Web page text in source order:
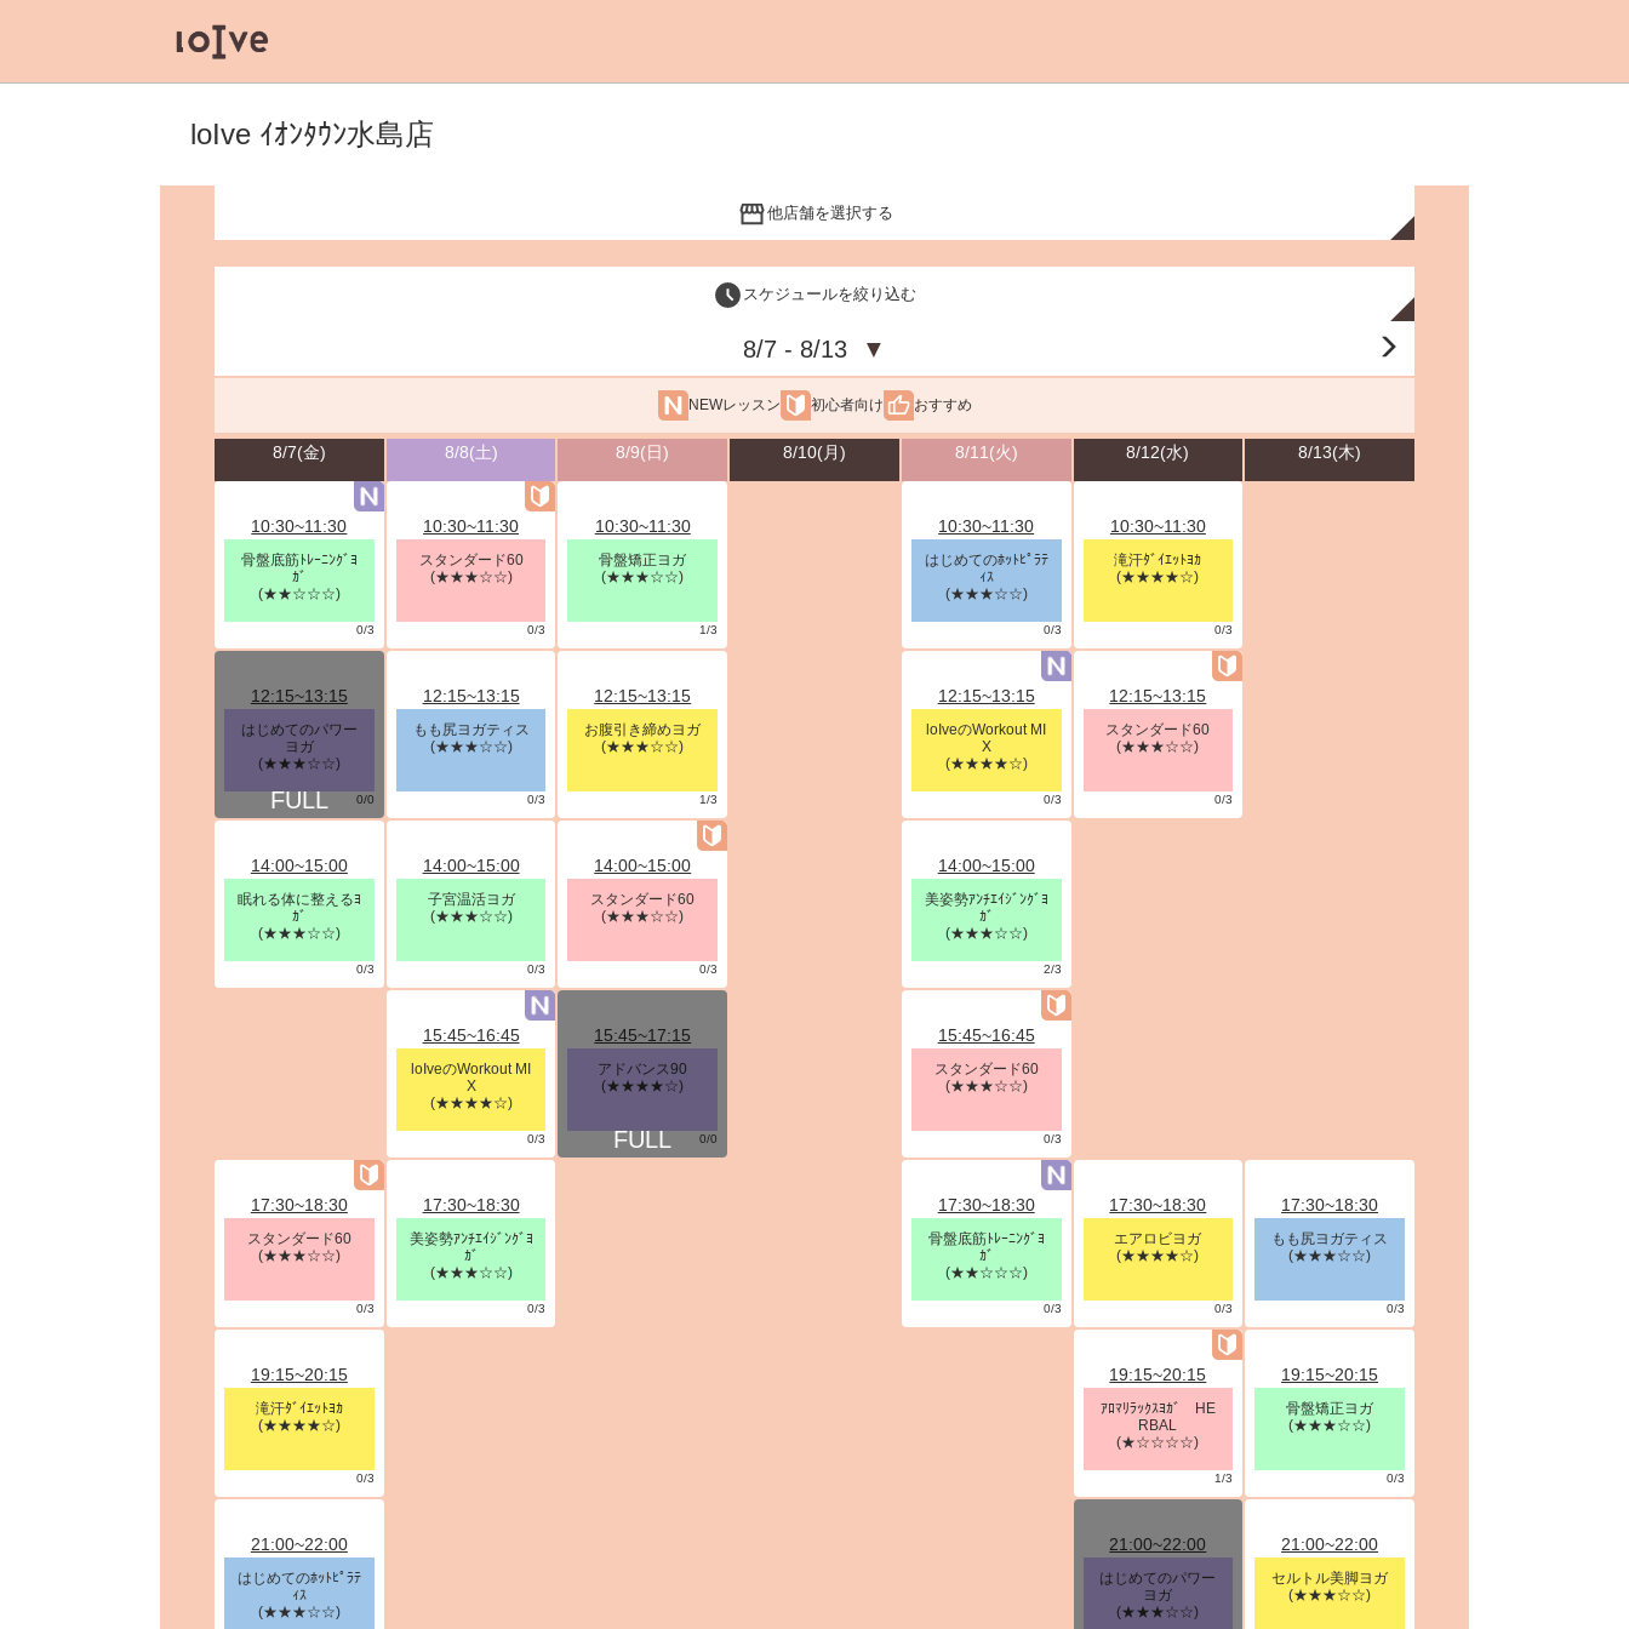
loIve ｲｵﾝﾀｳﾝ水島店
他店舗を選択する
スケジュールを絞り込む
8/7 - 8/13 ▼
NEWレッスン 初心者向け おすすめ
8/7(金) 8/8(土) 8/9(日) 8/10(月) 8/11(火) 8/12(水) 8/13(木)
10:30~11:30
骨盤底筋ﾄﾚｰﾆﾝｸﾞﾖ
ｶﾞ
(★★☆☆☆)
0/3
10:30~11:30
スタンダード60
(★★★☆☆)
0/3
10:30~11:30
骨盤矯正ヨガ
(★★★☆☆)
1/3
10:30~11:30
はじめてのﾎｯﾄﾋﾟﾗﾃ
ｨｽ
(★★★☆☆)
0/3
10:30~11:30
滝汗ﾀﾞｲｴｯﾄﾖｶ
(★★★★☆)
0/3
12:15~13:15
はじめてのパワー
ヨガ
(★★★☆☆)
0/0
12:15~13:15
もも尻ヨガティス
(★★★☆☆)
0/3
12:15~13:15
お腹引き締めヨガ
(★★★☆☆)
1/3
12:15~13:15
loIveのWorkout MI
X
(★★★★☆)
0/3
12:15~13:15
スタンダード60
(★★★☆☆)
0/3
14:00~15:00
眠れる体に整えるﾖ
ｶﾞ
(★★★☆☆)
0/3
14:00~15:00
子宮温活ヨガ
(★★★☆☆)
0/3
14:00~15:00
スタンダード60
(★★★☆☆)
0/3
14:00~15:00
美姿勢ｱﾝﾁｴｲｼﾞﾝｸﾞﾖ
ｶﾞ
(★★★☆☆)
2/3
15:45~16:45
loIveのWorkout MI
X
(★★★★☆)
0/3
15:45~17:15
アドバンス90
(★★★★☆)
0/0
15:45~16:45
スタンダード60
(★★★☆☆)
0/3
17:30~18:30
スタンダード60
(★★★☆☆)
0/3
17:30~18:30
美姿勢ｱﾝﾁｴｲｼﾞﾝｸﾞﾖ
ｶﾞ
(★★★☆☆)
0/3
17:30~18:30
骨盤底筋ﾄﾚｰﾆﾝｸﾞﾖ
ｶﾞ
(★★☆☆☆)
0/3
17:30~18:30
エアロビヨガ
(★★★★☆)
0/3
17:30~18:30
もも尻ヨガティス
(★★★☆☆)
0/3
19:15~20:15
滝汗ﾀﾞｲｴｯﾄﾖｶ
(★★★★☆)
0/3
19:15~20:15
ｱﾛﾏﾘﾗｯｸｽﾖｶﾞ HE
RBAL
(★☆☆☆☆)
1/3
19:15~20:15
骨盤矯正ヨガ
(★★★☆☆)
0/3
21:00~22:00
はじめてのﾎｯﾄﾋﾟﾗﾃ
ｨｽ
(★★★☆☆)
21:00~22:00
はじめてのパワー
ヨガ
(★★★☆☆)
21:00~22:00
セルトル美脚ヨガ
(★★★☆☆)